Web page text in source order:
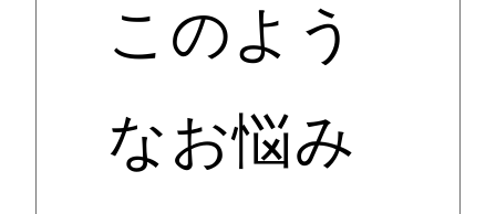
このよう
なお悩み